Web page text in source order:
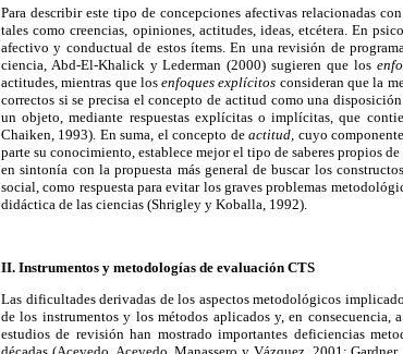
Para describir este tipo de concepciones afectivas relacionadas
tales como creencias, opiniones, actitudes, ideas, etcétera. En
afectivo y conductual de estos ítems. En una revisión de
ciencia, Abd-El-Khalick y Lederman (2000) sugieren que los
actitudes, mientras que losenfoques explícitos consideran que la
correctos si se precisa el concepto de actitud como una
un objeto, mediante respuestas explícitas o implícitas, que
Chaiken, 1993). En suma, el concepto deactitud, cuyo
parte su conocimiento, establece mejor el tipo de saberes propios
en sintonía con la propuesta más general de buscar los
social, como respuesta para evitar los graves problemas
didáctica de las ciencias (Shrigley y Koballa, 1992).
II. Instrumentos y metodologías de evaluación CTS
Las dificultades derivadas de los aspectos metodológicos
de los instrumentos y los métodos aplicados y, en
estudios de revisión han mostrado importantes deficiencias